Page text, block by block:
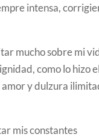
intensa,
mucho sobre mi
como lo hizo
amor y dulzura
mis constantes